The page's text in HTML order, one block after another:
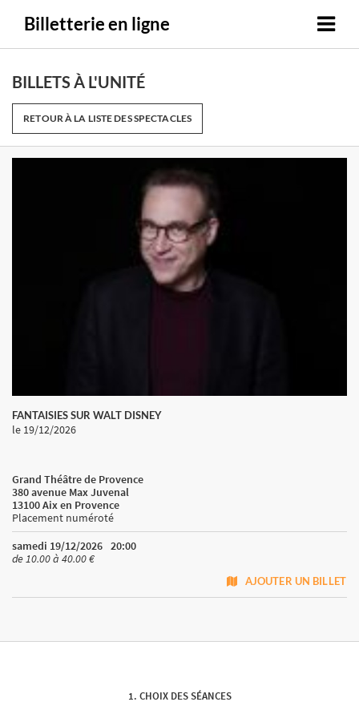
Billetterie en ligne
BILLETS À L'UNITÉ
RETOUR À LA LISTE DES SPECTACLES
FANTAISIES SUR WALT DISNEY
le 19/12/2026
Grand Théâtre de Provence
380 avenue Max Juvenal
13100 Aix en Provence
Placement numéroté
samedi 19/12/2026 20:00
de 10.00 à 40.00 €
AJOUTER UN BILLET
CHOIX DES SÉANCES